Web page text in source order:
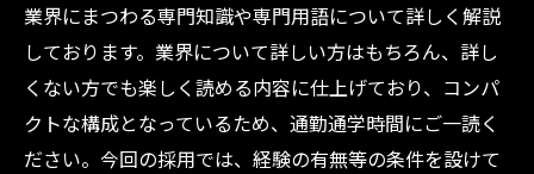
業界にまつわる専門知識や専門用語について詳しく解説
しております。業界について詳しい方はもちろん、詳し
くない方でも楽しく読める内容に仕上げており、コンパ
クトな構成となっているため、通勤通学時間にご一読く
ださい。今回の採用では、経験の有無等の条件を設けて